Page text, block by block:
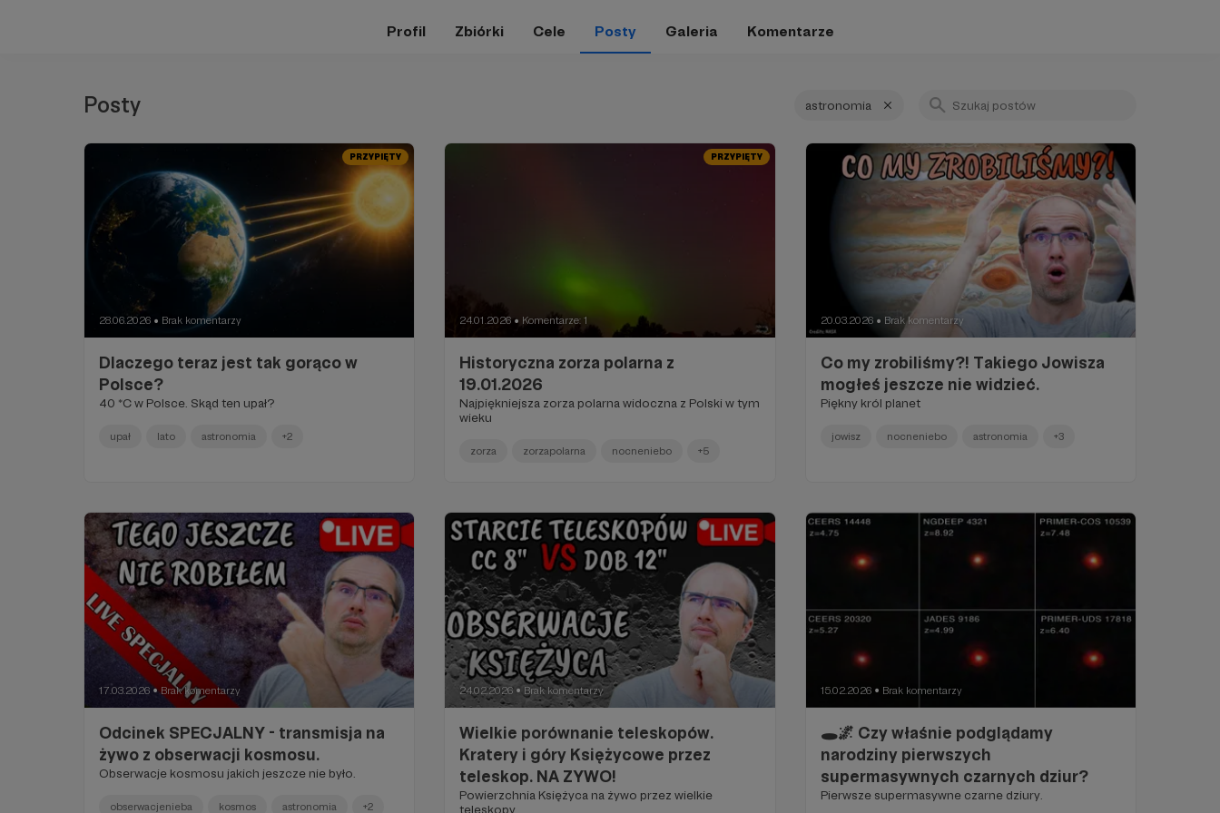
Profil Zbiórki Cele Posty Galeria Komentarze
Posty astronomia
PRZYPIĘTY
28.06.2026 ● Brak komentarzy
Dlaczego teraz jest tak gorąco w
Polsce?
40 *C w Polsce. Skąd ten upał?
upał lato astronomia +2
PRZYPIĘTY
24.01.2026 ● Komentarze: 1
Historyczna zorza polarna z
19.01.2026
Najpiękniejsza zorza polarna widoczna z Polski w tym
wieku
zorza zorzapolarna nocneniebo +5
20.03.2026 ● Brak komentarzy
Co my zrobiliśmy?! Takiego Jowisza
mogłeś jeszcze nie widzieć.
Piękny król planet
jowisz nocneniebo astronomia +3
17.03.2026 ● Brak komentarzy
Odcinek SPECJALNY - transmisja na
żywo z obserwacji kosmosu.
Obserwacje kosmosu jakich jeszcze nie było.
obserwacjenieba kosmos astronomia +2
24.02.2026 ● Brak komentarzy
Wielkie porównanie teleskopów.
Kratery i góry Księżycowe przez
teleskop. NA ZYWO!
Powierzchnia Księżyca na żywo przez wielkie
teleskopy
15.02.2026 ● Brak komentarzy
🕳️🌌 Czy właśnie podglądamy
narodziny pierwszych
supermasywnych czarnych dziur?
Pierwsze supermasywne czarne dziury.